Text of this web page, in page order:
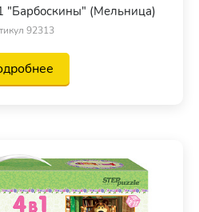
"Барбоскины" (Мельница)
92313